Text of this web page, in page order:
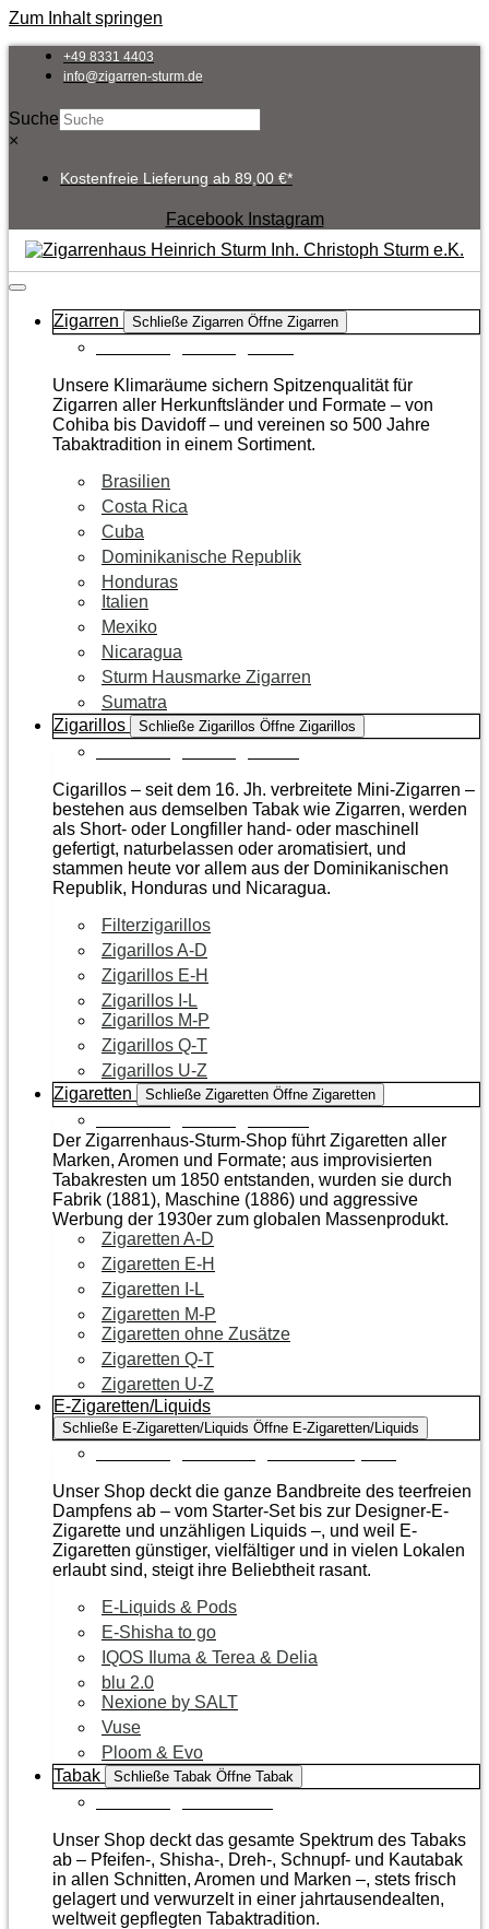
Zum Inhalt springen
+49 8331 4403
info@zigarren-sturm.de
Suche
×
Kostenfreie Lieferung ab 89,00 €*
Facebook Instagram
Zigarren Schließe Zigarren Öffne Zigarren
Unsere Klimaräume sichern Spitzenqualität für
Zigarren aller Herkunftsländer und Formate – von
Cohiba bis Davidoff – und vereinen so 500 Jahre
Tabaktradition in einem Sortiment.
Brasilien
Costa Rica
Cuba
Dominikanische Republik
Honduras
Italien
Mexiko
Nicaragua
Sturm Hausmarke Zigarren
Sumatra
Zigarillos
Schließe Zigarillos Öffne Zigarillos
Cigarillos – seit dem 16. Jh. verbreitete Mini-Zigarren –
bestehen aus demselben Tabak wie Zigarren, werden
als Short- oder Longfiller hand- oder maschinell
gefertigt, naturbelassen oder aromatisiert, und
stammen heute vor allem aus der Dominikanischen
Republik, Honduras und Nicaragua.
Filterzigarillos
Zigarillos A-D
Zigarillos E-H
Zigarillos I-L
Zigarillos M-P
Zigarillos Q-T
Zigarillos U-Z
Zigaretten
Schließe Zigaretten Öffne Zigaretten
Der Zigarrenhaus-Sturm-Shop führt Zigaretten aller
Marken, Aromen und Formate; aus improvisierten
Tabakresten um 1850 entstanden, wurden sie durch
Fabrik (1881), Maschine (1886) und aggressive
Werbung der 1930er zum globalen Massenprodukt.
Zigaretten A-D
Zigaretten E-H
Zigaretten I-L
Zigaretten M-P
Zigaretten ohne Zusätze
Zigaretten Q-T
Zigaretten U-Z
E-Zigaretten/Liquids
Schließe E-Zigaretten/Liquids Öffne E-Zigaretten/Liquids
Unser Shop deckt die ganze Bandbreite des teerfreien
Dampfens ab – vom Starter-Set bis zur Designer-E-
Zigarette und unzähligen Liquids –, und weil E-
Zigaretten günstiger, vielfältiger und in vielen Lokalen
erlaubt sind, steigt ihre Beliebtheit rasant.
E-Liquids & Pods
E-Shisha to go
IQOS Iluma & Terea & Delia
blu 2.0
Nexione by SALT
Vuse
Ploom & Evo
Tabak
Schließe Tabak Öffne Tabak
Unser Shop deckt das gesamte Spektrum des Tabaks
ab – Pfeifen-, Shisha-, Dreh-, Schnupf- und Kautabak
in allen Schnitten, Aromen und Marken –, stets frisch
gelagert und verwurzelt in einer jahrtausendealten,
weltweit gepflegten Tabaktradition.